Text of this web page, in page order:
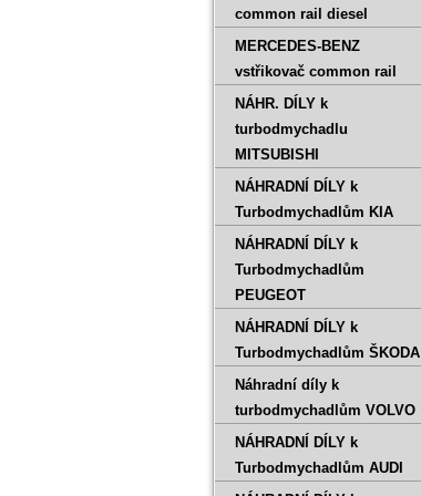
common rail diesel
MERCEDES-BENZ
vstřikovač common rail
NÁHR. DÍLY k
turbodmychadlu
MITSUBISHI
NÁHRADNÍ DÍLY k
Turbodmychadlům KIA
NÁHRADNÍ DÍLY k
Turbodmychadlům
PEUGEOT
NÁHRADNÍ DÍLY k
Turbodmychadlům ŠKODA
Náhradní díly k
turbodmychadlům VOLVO
NÁHRADNÍ DÍLY k
Turbodmychadlům AUDI